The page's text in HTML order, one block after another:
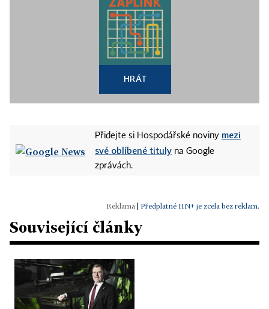
HRÁT
Přidejte si Hospodářské noviny mezi
své oblíbené tituly na Google
zprávách.
Předplatné HN+ je zcela bez reklam.
Související články